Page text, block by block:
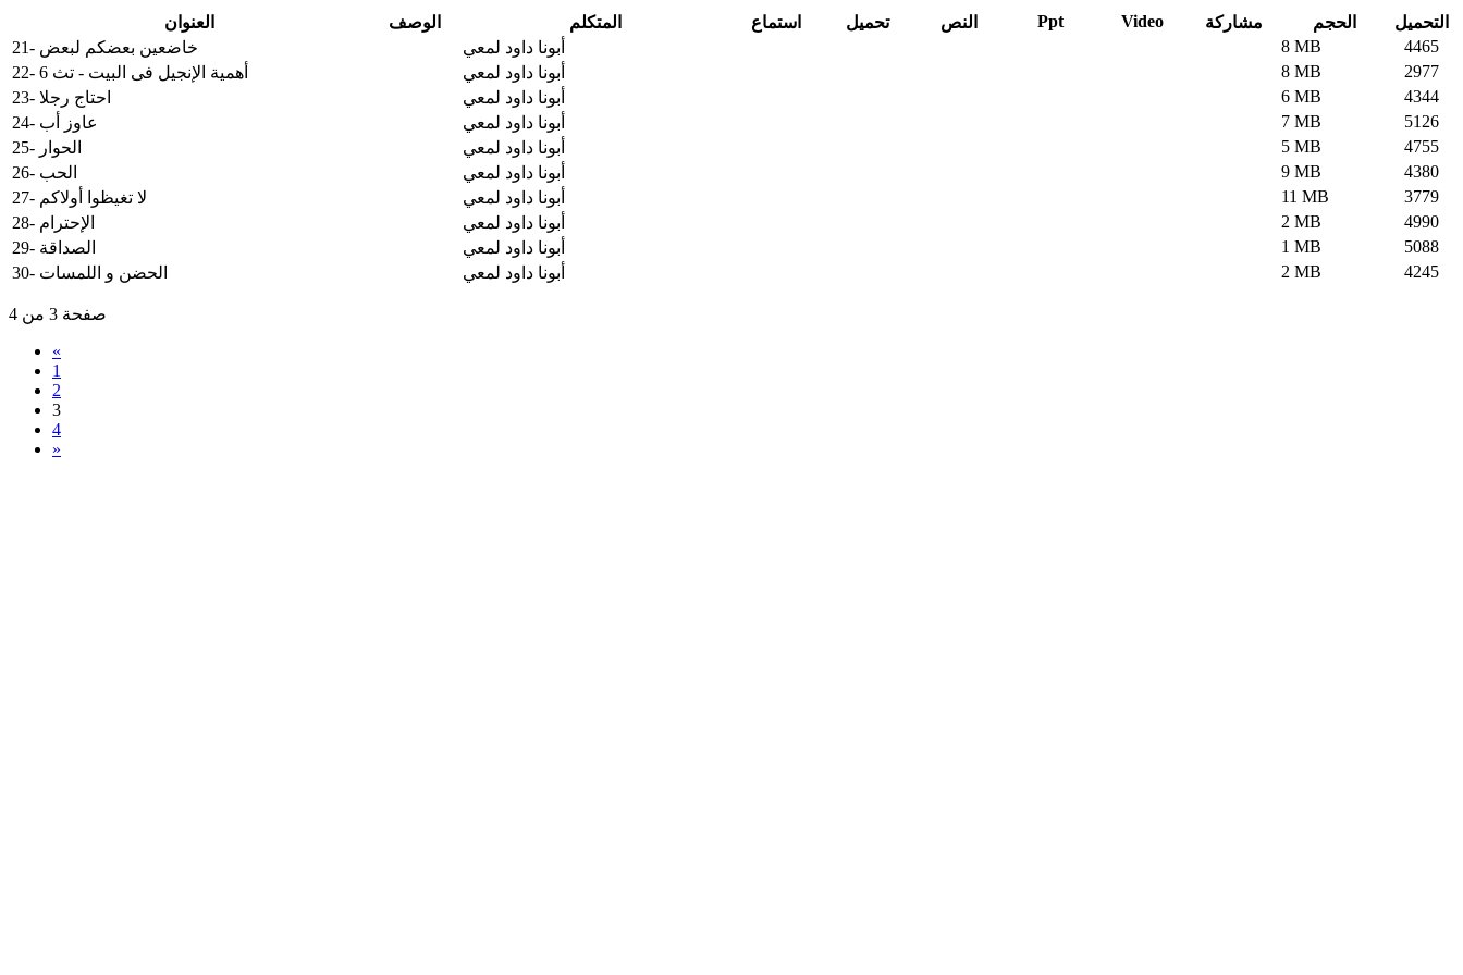
العنوان الوصف المتكلم استماع تحميل النص Ppt Video مشاركة الحجم
التحميل
21- خاضعين بعضكم لبعض
أبونا داود لمعي 8 MB
4465
22- أهمية الإنجيل فى البيت - تث 6
أبونا داود لمعي 8 MB
2977
23- احتاج رجلا
أبونا داود لمعي 6 MB
4344
24- عاوز أب
أبونا داود لمعي 7 MB
5126
25- الحوار
أبونا داود لمعي 5 MB
4755
26- الحب
أبونا داود لمعي 9 MB
4380
27- لا تغيظوا أولاكم
أبونا داود لمعي 11 MB
3779
28- الإحترام
أبونا داود لمعي 2 MB
4990
29- الصداقة
أبونا داود لمعي 1 MB
5088
30- الحضن و اللمسات
أبونا داود لمعي 2 MB 4245
صفحة 3 من 4
«
1
2
3
4
»